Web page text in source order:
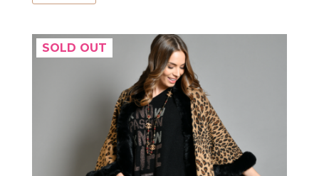
SOLD OUT